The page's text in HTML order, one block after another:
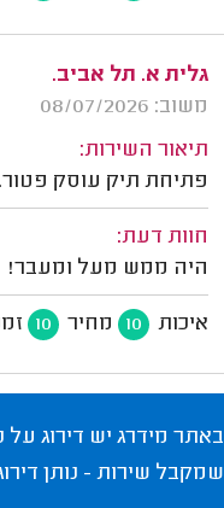
גלית א. תל אביב.
משוב: 08/07/2026
תיאור השירות:
פתיחת תיק עוסק פטור.
חוות דעת:
היה ממש מעל ומעבר!
איכות 10 מחיר 10
באתר מידרג יש דירוג
שמקבל שירות - נותן